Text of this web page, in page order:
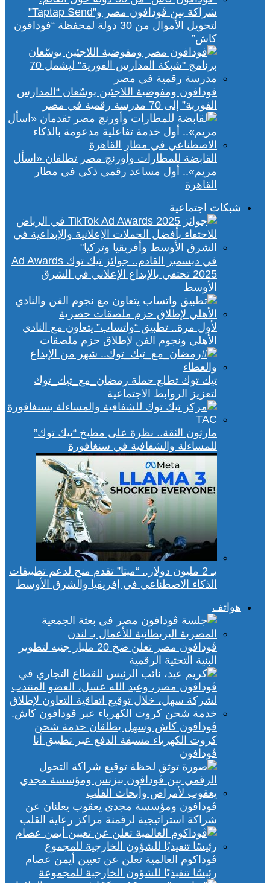
شراكة بين ڤودافون مصر و”Taptap Send”
لتحويل الأموال من 30 دولة لمحفظة “فودافون
كاش”
فودافون ومفوضية اللاجئين يوسّعان “المدارس
الفورية” إلى 70 مدرسة رقمية في مصر
القابضة للمطارات وأورنچ مصر تطلقان «اسأل
مريم».. أول مساعد رقمي ذكي في مطار
القاهرة
شبكات اجتماعية
في ديسمبر القادم.. جوائز تيك توك Ad Awards
2025 تحتفي بالإبداع الإعلاني في الشرق
الأوسط
لأول مرة.. تطبيق “واتساب” يتعاون مع النادي
الأهلي ونجوم الفن لإطلاق حزم ملصقات
تيك توك تطلع حملة رمضان_مع_تيك_توك
لتعزيز الروابط الاجتماعية
مارثون الثقة.. نظرة على مطبخ “تيك توك”
للمساءلة والشفافية في سنغافورة
بـ 2 مليون دولار.. “ميتا” تقدم منح لدعم تطبيقات
الذكاء الاصطناعي في إفريقيا والشرق الأوسط
هواتف
ڤودافون مصر تعلن ضخ 20 مليار جنيه لتطوير
البنية التحتية الرقمية
ڤودافون كاش وسهل يطلقان خدمة شحن
كروت الكهرباء مسبقة الدفع عبر تطبيق أنا
ڤودافون
ڤودافون ومؤسسة مجدي يعقوب يعلنان عن
شراكة استراتيجية لرقمنة مراكز رعاية القلب
ڤوداكوم العالمية تعلن عن تعيين أيمن عصام
رئيسًا تنفيذيًا للشؤون الخارجية للمجموعة